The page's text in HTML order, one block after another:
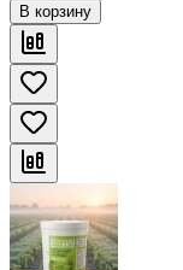
В корзину